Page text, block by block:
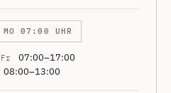
MO 07:00 UHR
07:00–17:00
08:00–13:00